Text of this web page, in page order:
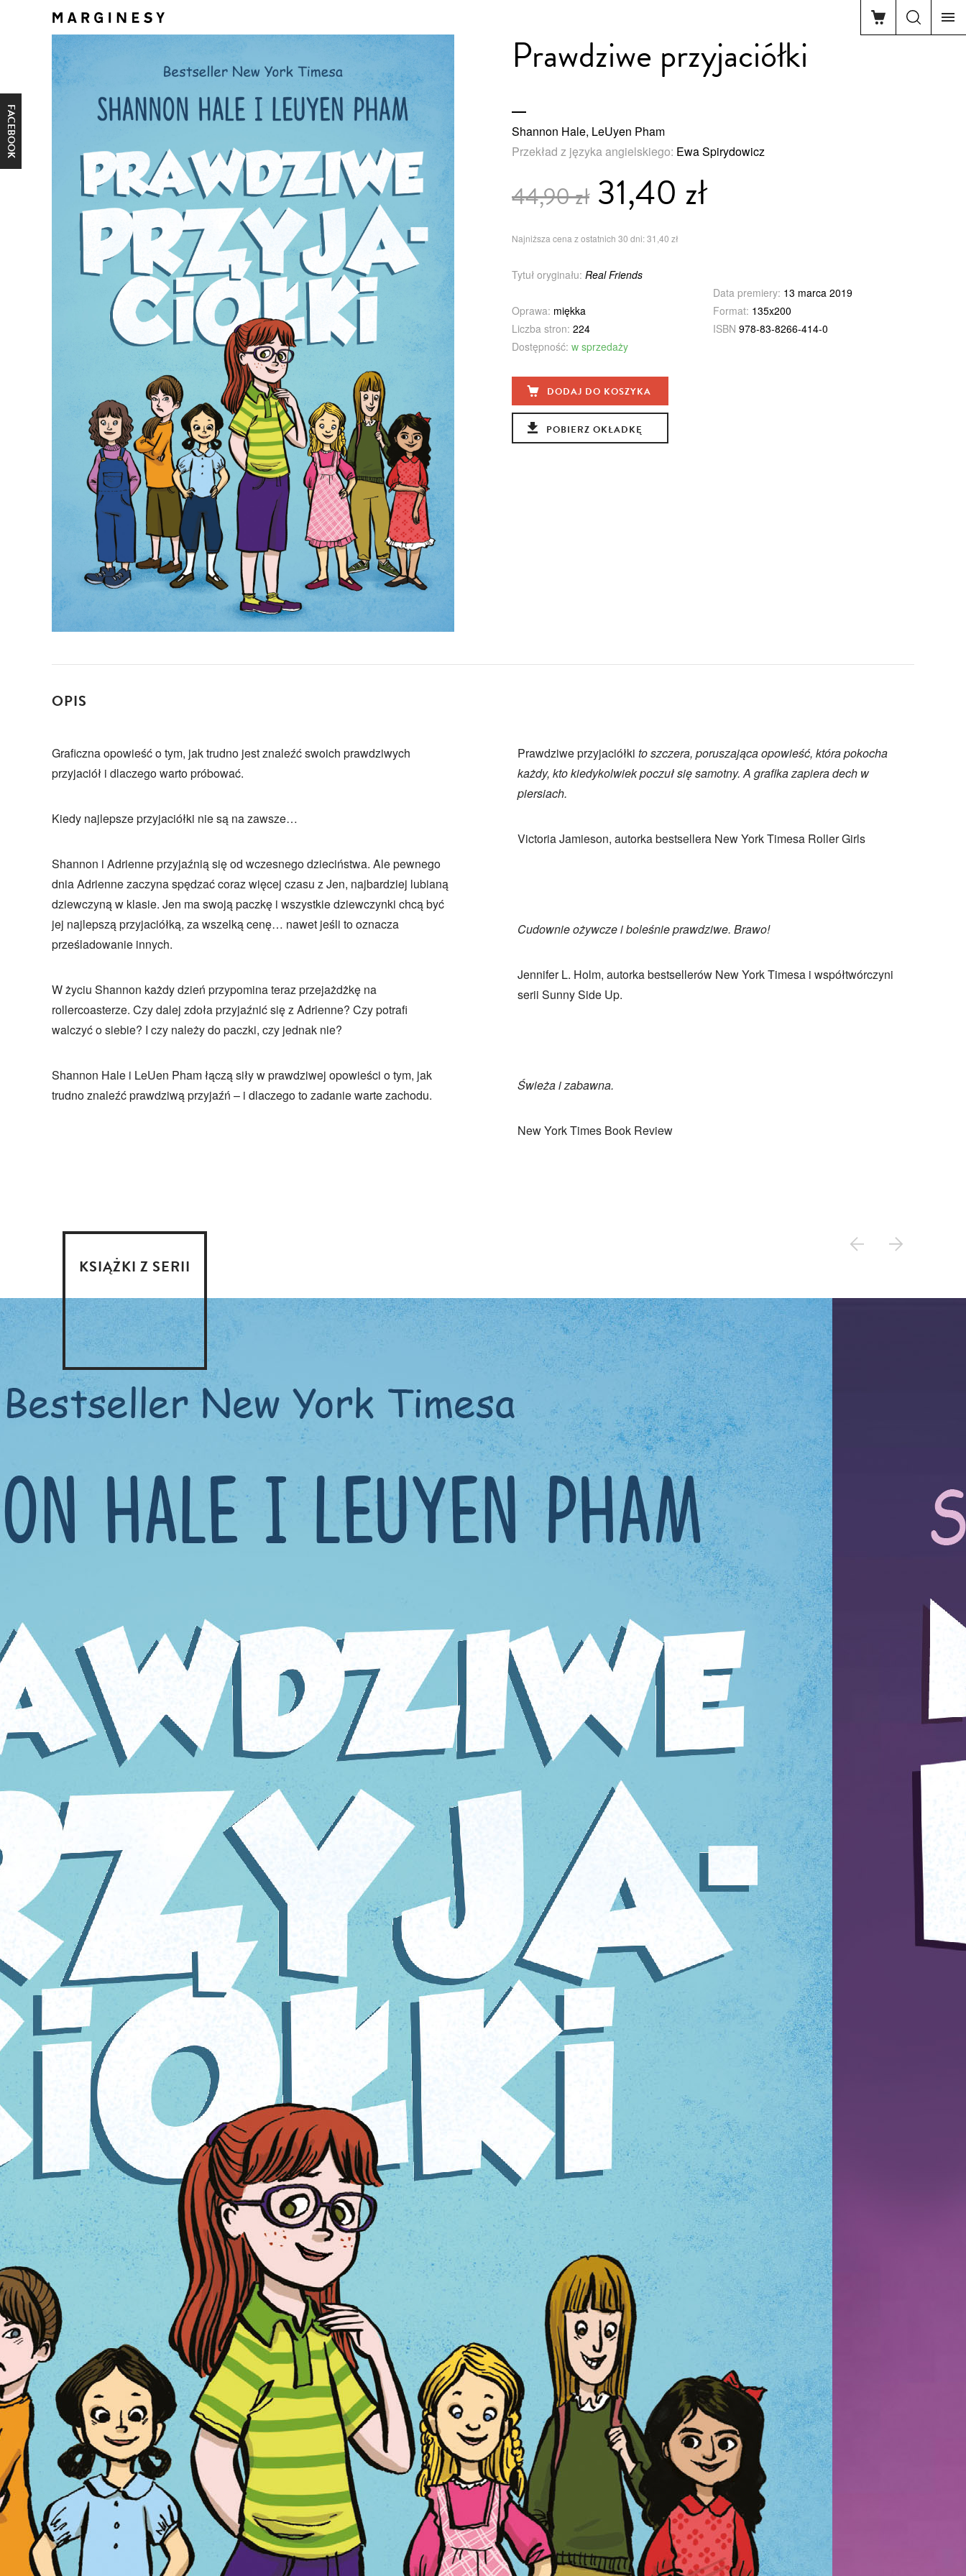
FACEBOOK
Prawdziwe przyjaciółki
Shannon Hale, LeUyen Pham
Przekład z języka angielskiego: Ewa Spirydowicz
44,90 zł31,40 zł
Najniższa cena z ostatnich 30 dni: 31,40 zł
Tytuł oryginału: Real Friends
Data premiery: 13 marca 2019
Oprawa: miękka Format: 135x200
Liczba stron: 224 ISBN 978-83-8266-414-0
Dostępność: w sprzedaży
DODAJ DO KOSZYKA
POBIERZ OKŁADKĘ
OPIS
Graficzna opowieść o tym, jak trudno jest znaleźć swoich prawdziwych
przyjaciół i dlaczego warto próbować.
Kiedy najlepsze przyjaciółki nie są na zawsze…
Shannon i Adrienne przyjaźnią się od wczesnego dzieciństwa. Ale pewnego
dnia Adrienne zaczyna spędzać coraz więcej czasu z Jen, najbardziej lubianą
dziewczyną w klasie. Jen ma swoją paczkę i wszystkie dziewczynki chcą być
jej najlepszą przyjaciółką, za wszelką cenę… nawet jeśli to oznacza
prześladowanie innych.
W życiu Shannon każdy dzień przypomina teraz przejażdżkę na
rollercoasterze. Czy dalej zdoła przyjaźnić się z Adrienne? Czy potrafi
walczyć o siebie? I czy należy do paczki, czy jednak nie?
Shannon Hale i LeUen Pham łączą siły w prawdziwej opowieści o tym, jak
trudno znaleźć prawdziwą przyjaźń – i dlaczego to zadanie warte zachodu.
Prawdziwe przyjaciółki to szczera, poruszająca opowieść, która pokocha
każdy, kto kiedykolwiek poczuł się samotny. A grafika zapiera dech w
piersiach.
Victoria Jamieson, autorka bestsellera New York Timesa Roller Girls
Cudownie ożywcze i boleśnie prawdziwe. Brawo!
Jennifer L. Holm, autorka bestsellerów New York Timesa i współtwórczyni
serii Sunny Side Up.
Świeża i zabawna.
New York Times Book Review
KSIĄŻKI Z SERII